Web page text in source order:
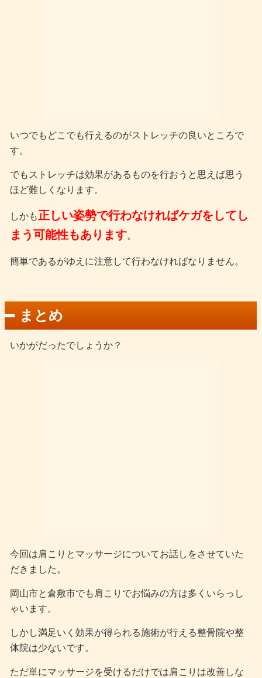
いつでもどこでも行えるのがストレッチの良いところで
す。
でもストレッチは効果があるものを行おうと思えば思う
ほど難しくなります。
しかも正しい姿勢で行わなければケガをしてし
まう可能性もあります。
簡単であるがゆえに注意して行わなければなりません。
まとめ
いかがだったでしょうか？
今回は肩こりとマッサージについてお話しをさせていた
だきました。
岡山市と倉敷市でも肩こりでお悩みの方は多くいらっし
ゃいます。
しかし満足いく効果が得られる施術が行える整骨院や整
体院は少ないです。
ただ単にマッサージを受けるだけでは肩こりは改善しな